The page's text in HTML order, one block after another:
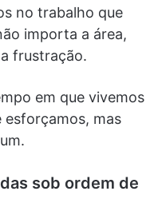
no trabalho que
importa a área,
frustração.
em que vivemos
esforçamos, mas
sob ordem de